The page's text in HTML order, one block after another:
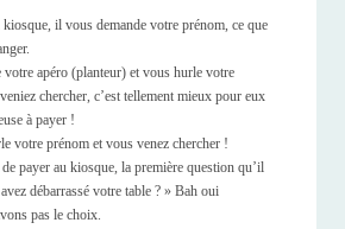
il vous demande votre prénom, ce que
apéro (planteur) et vous hurle votre
chercher, c’est tellement mieux pour eux
à payer !
votre prénom et vous venez chercher !
payer au kiosque, la première question qu’il
débarrassé votre table ? » Bah oui
pas le choix.